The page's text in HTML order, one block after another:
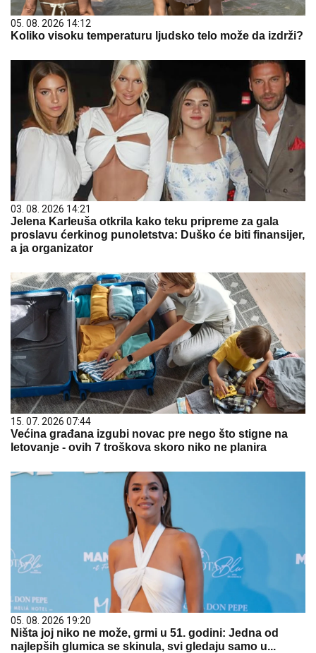
05. 08. 2026 14:12
Koliko visoku temperaturu ljudsko telo može da izdrži?
03. 08. 2026 14:21
Jelena Karleuša otkrila kako teku pripreme za gala
proslavu ćerkinog punoletstva: Duško će biti finansijer,
a ja organizator
15. 07. 2026 07:44
Većina građana izgubi novac pre nego što stigne na
letovanje - ovih 7 troškova skoro niko ne planira
05. 08. 2026 19:20
Ništa joj niko ne može, grmi u 51. godini: Jedna od
najlepših glumica se skinula, svi gledaju samo u...